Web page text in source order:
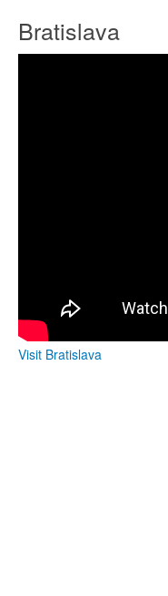
Bratislava
Visit Bratislava